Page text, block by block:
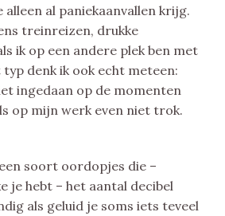
al paniekaanvallen krijg.
treinreizen, drukke
ik op een andere plek ben met
denk ik ook echt meteen:
ingedaan op de momenten
op mijn werk even niet trok.
soort oordopjes die –
je hebt – het aantal decibel
als geluid je soms iets teveel